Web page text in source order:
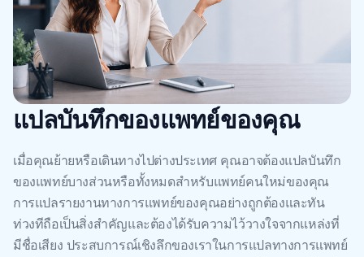
แปลบันทึกของแพทย์ของคุณ
เมื่อคุณย้ายหรือเดินทางไปต่างประเทศ คุณอาจต้องแปลบันทึก
ของแพทย์บางส่วนหรือทั้งหมดสําหรับแพทย์คนใหม่ของคุณ
การแปลรายงานทางการแพทย์ของคุณอย่างถูกต้องและทัน
ท่วงทีถือเป็นสิ่งสําคัญและต้องได้รับความไว้วางใจจากแหล่งที่
มีชื่อเสียง ประสบการณ์เชิงลึกของเราในการแปลทางการแพทย์